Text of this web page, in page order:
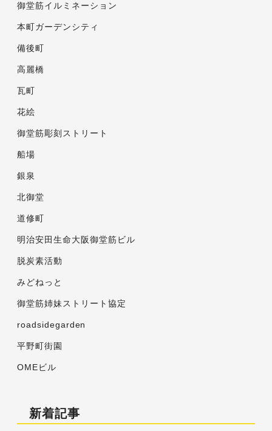
御堂筋イルミネーション
本町ガーデンシティ
備後町
高麗橋
瓦町
花絵
御堂筋彫刻ストリート
船場
銀泉
北御堂
道修町
明治安田生命大阪御堂筋ビル
脱炭素活動
みどねっと
御堂筋姉妹ストリート協定
roadsidegarden
平野町街園
OMEビル
新着記事